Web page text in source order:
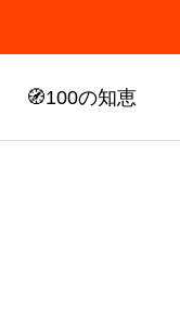
🧭100の知恵